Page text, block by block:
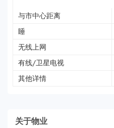
与市中心距离
睡
无线上网
有线/卫星电视
其他详情
关于物业